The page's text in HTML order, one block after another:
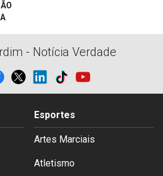
- Notícia Verdade
Esportes
Artes Marciais
Atletismo